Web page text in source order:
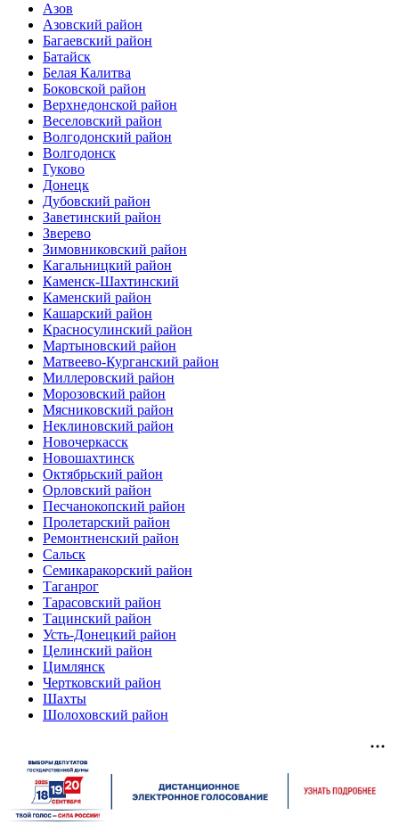
Азов
Азовский район
Багаевский район
Батайск
Белая Калитва
Боковской район
Верхнедонской район
Веселовский район
Волгодонский район
Волгодонск
Гуково
Донецк
Дубовский район
Заветинский район
Зверево
Зимовниковский район
Кагальницкий район
Каменск-Шахтинский
Каменский район
Кашарский район
Красносулинский район
Мартыновский район
Матвеево-Курганский район
Миллеровский район
Морозовский район
Мясниковский район
Неклиновский район
Новочеркасск
Новошахтинск
Октябрьский район
Орловский район
Песчанокопский район
Пролетарский район
Ремонтненский район
Сальск
Семикаракорский район
Таганрог
Тарасовский район
Тацинский район
Усть-Донецкий район
Целинский район
Цимлянск
Чертковский район
Шахты
Шолоховский район